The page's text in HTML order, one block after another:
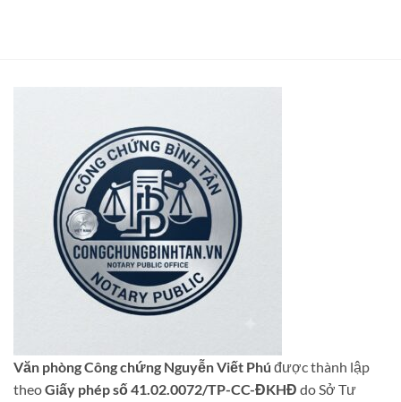
Văn phòng Công chứng Nguyễn Viết Phú được thành lập
theoGiấy phép số 41.02.0072/TP-CC-ĐKHĐ do Sở Tư